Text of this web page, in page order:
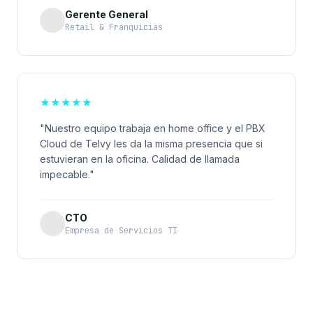
Gerente General
Retail & Franquicias
★★★★★
"Nuestro equipo trabaja en home office y el PBX
Cloud de Telvy les da la misma presencia que si
estuvieran en la oficina. Calidad de llamada
impecable."
CTO
Empresa de Servicios TI